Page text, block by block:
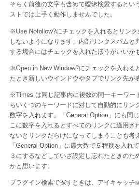
そらく前後の文字も含めて曖昧検索するとい
ストでは上手く動作しませんでした。
※Use Nofollow?にチェックを入れるとリン
しないようになります。内部リンクスパムと
する場合にはチェックを入れたほうがいいか
※Open in New Window?にチェックを入れる
たとき新しいウインドウやタブでリンク先が
※Times は同じ記事内に複数の同一キーワー
らいくつのキーワードに対して自動的にリン
数字を入れます。「General Option」にも同
こに数字を入れるとすべてのリンクに適用さ
ないとリンクだらけになってしまうことも考
「General Option」に最大数で５程度を入れ
３にするなどしていざ設定し忘れたときのた
かと思います。
プラグイン検索で探すときは、アイキャッチ